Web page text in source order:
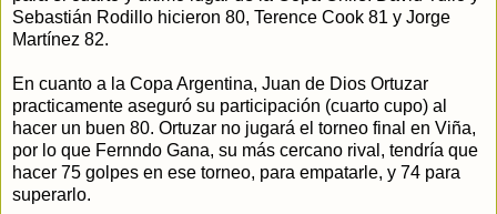
Sebastián Rodillo hicieron 80, Terence Cook 81 y Jorge
Martínez 82.
En cuanto a la Copa Argentina, Juan de Dios Ortuzar
practicamente aseguró su participación (cuarto cupo) al
hacer un buen 80. Ortuzar no jugará el torneo final en Viña,
por lo que Fernndo Gana, su más cercano rival, tendría que
hacer 75 golpes en ese torneo, para empatarle, y 74 para
superarlo.